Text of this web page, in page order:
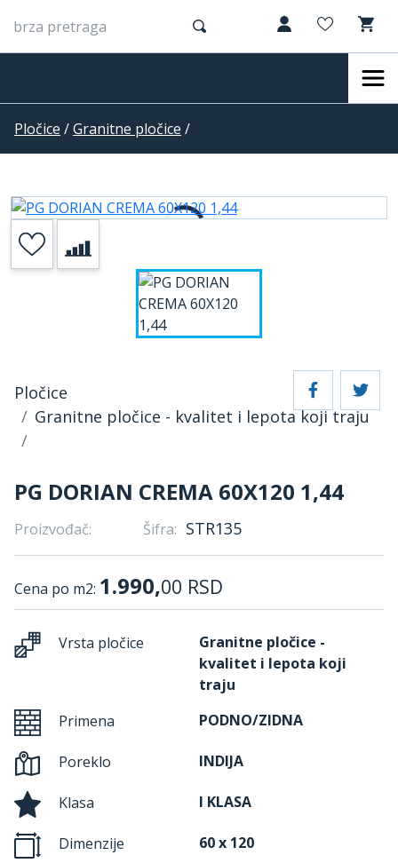
Pločice /Granitne pločice /
Pločice
Granitne pločice - kvalitet i lepota koji traju
PG DORIAN CREMA 60X120 1,44
Proizvođač: Šifra: STR135
Cena po m2: 1.990,00 RSD
Vrsta pločice
Granitne pločice -
kvalitet i lepota koji
traju
Primena
PODNO/ZIDNA
Poreklo INDIJA
Klasa I KLASA
Dimenzije 60 x 120